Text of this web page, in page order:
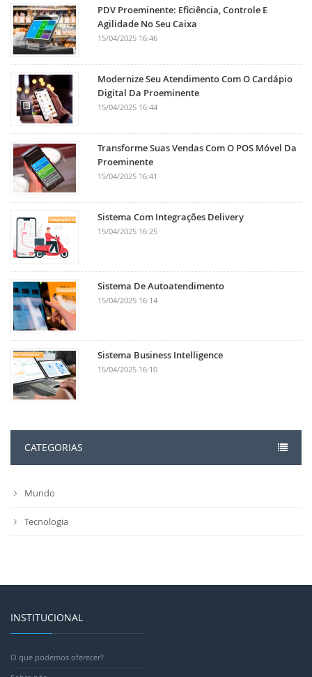
PDV Proeminente: Eficiência, Controle E
Agilidade No Seu Caixa
15/04/2025 16:46
Modernize Seu Atendimento Com O Cardápio
Digital Da Proeminente
15/04/2025 16:44
Transforme Suas Vendas Com O POS Móvel Da
Proeminente
15/04/2025 16:41
Sistema Com Integrações Delivery
15/04/2025 16:25
Sistema De Autoatendimento
15/04/2025 16:14
Sistema Business Intelligence
15/04/2025 16:10
CATEGORIAS
Mundo
Tecnologia
INSTITUCIONAL
O que podemos oferecer?